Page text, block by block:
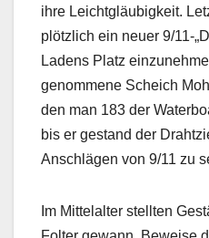
ihre Leichtgläubigkeit.
plötzlich ein neuer 9/11-
Ladens Platz
genommene Scheich
den man 183 der
bis er gestand der
Anschlägen von 9/11 zu
Im Mittelalter stellten